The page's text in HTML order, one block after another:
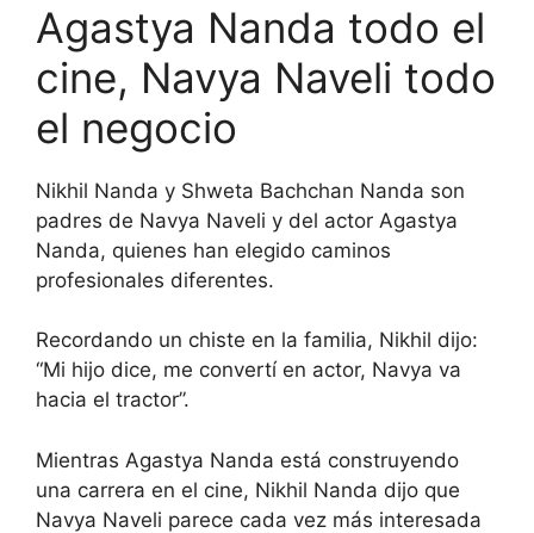
Agastya Nanda todo el
cine, Navya Naveli todo
el negocio
Nikhil Nanda y Shweta Bachchan Nanda son
padres de Navya Naveli y del actor Agastya
Nanda, quienes han elegido caminos
profesionales diferentes.
Recordando un chiste en la familia, Nikhil dijo:
“Mi hijo dice, me convertí en actor, Navya va
hacia el tractor”.
Mientras Agastya Nanda está construyendo
una carrera en el cine, Nikhil Nanda dijo que
Navya Naveli parece cada vez más interesada